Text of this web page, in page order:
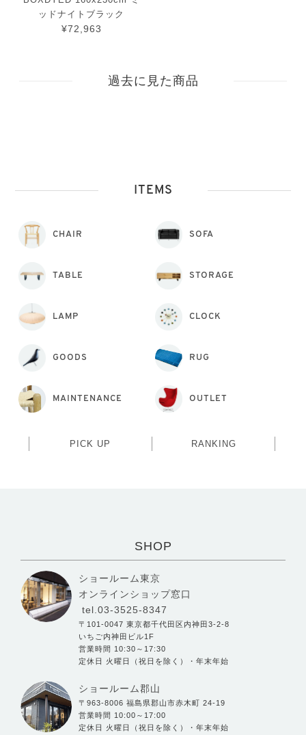
ッドナイトブラック
¥72,963
過去に見た商品
ITEMS
CHAIR SOFA
TABLE STORAGE
LAMP CLOCK
GOODS RUG
MAINTENANCE OUTLET
PICK UP RANKING
SHOP
ショールーム東京
オンラインショップ窓口
tel.03-3525-8347
〒101-0047 東京都千代田区内神田3-2-8
いちご内神田ビル1F
営業時間 10:30～17:30
定休日 火曜日（祝日を除く）・年末年始
ショールーム郡山
〒963-8006 福島県郡山市赤木町 24-19
営業時間 10:00～17:00
定休日 火曜日（祝日を除く）・年末年始